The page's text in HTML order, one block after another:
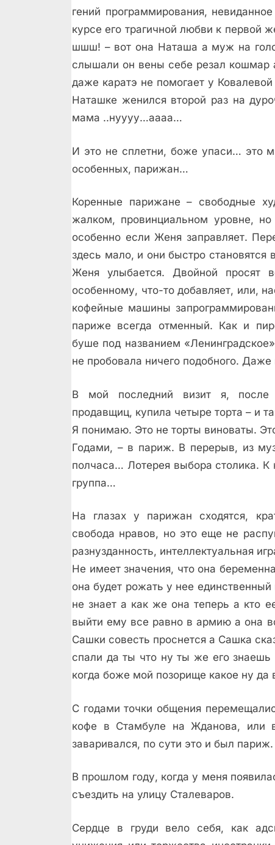
гений программирования,
курсе его трагичной любви к первой
шшш! – вот она Наташа а муж на
слышали он вены себе резал кошмар
даже каратэ не помогает у
Наташке женился второй раз на
мама ..нуууу…аааа…
И это не сплетни, боже упаси… это
особенных, парижан…
Коренные парижане – свободные
жалком, провинциальном уровне, но
особенно если Женя заправляет.
здесь мало, и они быстро
Женя улыбается. Двойной
особенному, что-то добавляет, или,
кофейные машины
париже всегда отменный. Как и
буше под названием
не пробовала ничего подобного. Даже
В мой последний визит я, после
продавщиц, купила четыре торта – и
Я понимаю. Это не торты виноваты.
Годами, – в париж. В перерыв, из
полчаса… Лотерея выбора столика.
группа…
На глазах у парижан сходятся,
свобода нравов, но это еще не
разнузданность, интеллектуальная
Не имеет значения, что она
она будет рожать у нее
не знает а как же она теперь а кто
выйти ему все равно в армию а она
Сашки совесть проснется а Сашка
спали да ты что ну ты же его
когда боже мой позорище какое ну да
С годами точки общения
кофе в Стамбуле на Жданова,
заваривался, по сути это и был париж.
В прошлом году, когда у меня
съездить на улицу Сталеваров.
Сердце в груди вело себя, как